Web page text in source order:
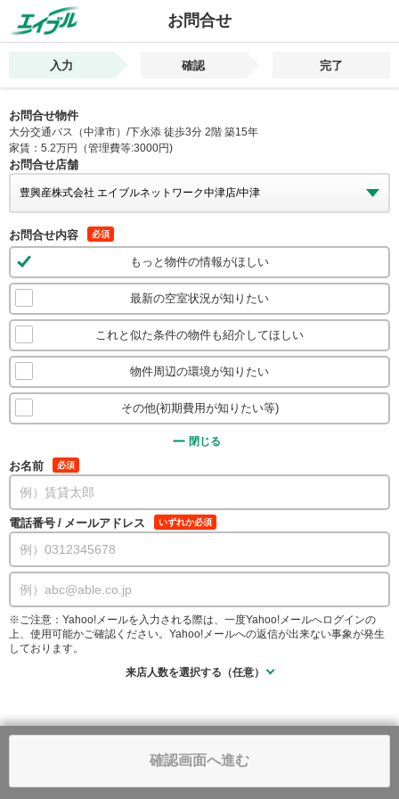
お問合せ
入力 確認 完了
お問合せ物件
大分交通バス（中津市）/下永添 徒歩3分 2階 築15年
家賃：5.2万円（管理費等:3000円)
お問合せ店舗
お問合せ内容 必須
もっと物件の情報がほしい
最新の空室状況が知りたい
これと似た条件の物件も紹介してほしい
物件周辺の環境が知りたい
その他(初期費用が知りたい等)
閉じる
お名前 必須
電話番号 / メールアドレス いずれか必須
※ご注意：Yahoo!メールを入力される際は、一度Yahoo!メールへログインの
上、使用可能かご確認ください。Yahoo!メールへの返信が出来ない事象が発生
しております。
来店人数を選択する（任意）
確認画面へ進む